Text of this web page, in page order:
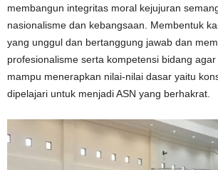
membangun integritas moral kejujuran
nasionalisme dan kebangsaan. Membentuk
yang unggul dan bertanggung jawab dan
profesionalisme serta kompetensi bidang
mampu menerapkan nilai-nilai dasar yaitu
dipelajari untuk menjadi ASN yang berhakrat.